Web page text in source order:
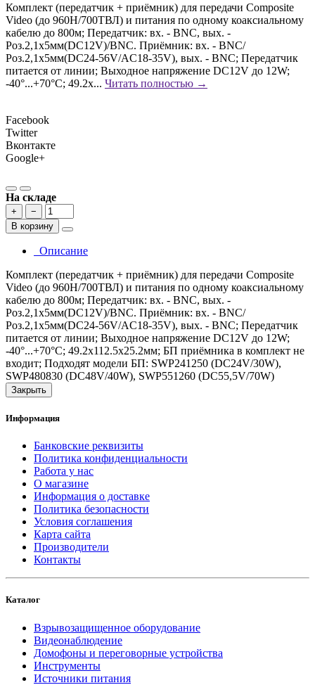
Комплект (передатчик + приёмник) для передачи Composite
Video (до 960H/700ТВЛ) и питания по одному коаксиальному
кабелю до 800м; Передатчик: вх. - BNC, вых. -
Роз.2,1х5мм(DC12V)/BNC. Приёмник: вх. - BNC/
Роз.2,1х5мм(DC24-56V/AC18-35V), вых. - BNC; Передатчик
питается от линии; Выходное напряжение DC12V до 12W;
-40°...+70°C; 49.2x... Читать полностью →
Facebook
Twitter
Вконтакте
Google+
На складе
+
−
В корзину
Описание
Комплект (передатчик + приёмник) для передачи Composite
Video (до 960H/700ТВЛ) и питания по одному коаксиальному
кабелю до 800м; Передатчик: вх. - BNC, вых. -
Роз.2,1х5мм(DC12V)/BNC. Приёмник: вх. - BNC/
Роз.2,1х5мм(DC24-56V/AC18-35V), вых. - BNC; Передатчик
питается от линии; Выходное напряжение DC12V до 12W;
-40°...+70°C; 49.2x112.5x25.2мм; БП приёмника в комплект не
входит; Подходят модели БП: SWP241250 (DC24V/30W),
SWP480830 (DC48V/40W), SWP551260 (DC55,5V/70W)
Закрыть
Информация
Банковские реквизиты
Политика конфиденциальности
Работа у нас
О магазине
Информация о доставке
Политика безопасности
Условия соглашения
Карта сайта
Производители
Контакты
Каталог
Взрывозащищенное оборудование
Видеонаблюдение
Домофоны и переговорные устройства
Инструменты
Источники питания